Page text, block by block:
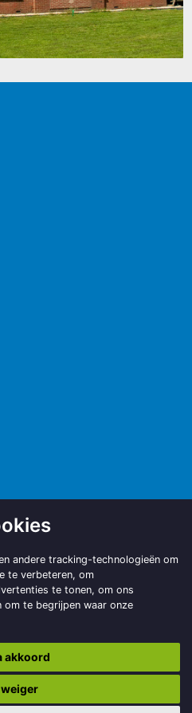
andere tracking-technologieën om
te verbeteren, om
te tonen, om ons
om te begrijpen waar onze
akkoord
weiger
Be Original